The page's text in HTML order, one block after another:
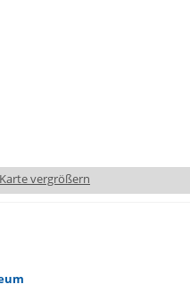
vergrößern